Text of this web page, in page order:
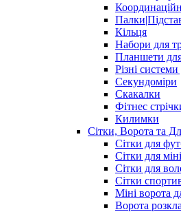
Кільця
Набори для
Планшети
Різні
Секундоміри
Скакалки
Фітнес
Килимки
Сітки, Ворота та
Сітки для
Сітки для
Сітки для
Сітки
Міні ворота
Ворота